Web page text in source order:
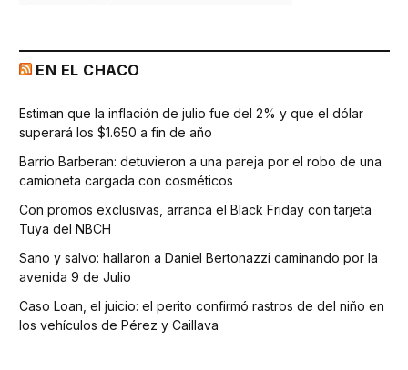
EN EL CHACO
Estiman que la inflación de julio fue del 2% y que el dólar
superará los $1.650 a fin de año
Barrio Barberan: detuvieron a una pareja por el robo de una
camioneta cargada con cosméticos
Con promos exclusivas, arranca el Black Friday con tarjeta
Tuya del NBCH
Sano y salvo: hallaron a Daniel Bertonazzi caminando por la
avenida 9 de Julio
Caso Loan, el juicio: el perito confirmó rastros de del niño en
los vehículos de Pérez y Caillava